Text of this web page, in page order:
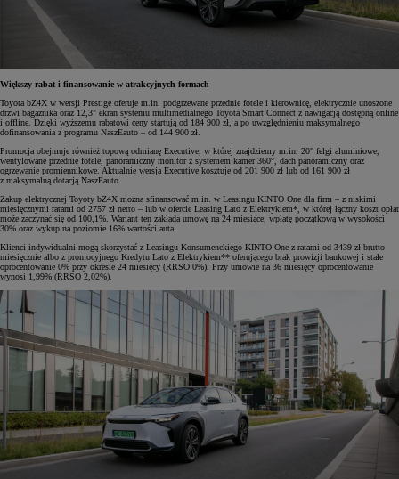
Większy rabat i finansowanie w atrakcyjnych formach
Toyota bZ4X w wersji Prestige oferuje m.in. podgrzewane przednie fotele i kierownicę, elektrycznie unoszone
drzwi bagażnika oraz 12,3" ekran systemu multimedialnego Toyota Smart Connect z nawigacją dostępną online
i offline. Dzięki wyższemu rabatowi ceny startują od 184 900 zł, a po uwzględnieniu maksymalnego
dofinansowania z programu NaszEauto – od 144 900 zł.
Promocja obejmuje również topową odmianę Executive, w której znajdziemy m.in. 20" felgi aluminiowe,
wentylowane przednie fotele, panoramiczny monitor z systemem kamer 360°, dach panoramiczny oraz
ogrzewanie promiennikowe. Aktualnie wersja Executive kosztuje od 201 900 zł lub od 161 900 zł
z maksymalną dotacją NaszEauto.
Zakup elektrycznej Toyoty bZ4X można sfinansować m.in. w Leasingu KINTO One dla firm – z niskimi
miesięcznymi ratami od 2757 zł netto – lub w ofercie Leasing Lato z Elektrykiem*, w której łączny koszt opłat
może zaczynać się od 100,1%. Wariant ten zakłada umowę na 24 miesiące, wpłatę początkową w wysokości
30% oraz wykup na poziomie 16% wartości auta.
Klienci indywidualni mogą skorzystać z Leasingu Konsumenckiego KINTO One z ratami od 3439 zł brutto
miesięcznie albo z promocyjnego Kredytu Lato z Elektrykiem** oferującego brak prowizji bankowej i stałe
oprocentowanie 0% przy okresie 24 miesięcy (RRSO 0%). Przy umowie na 36 miesięcy oprocentowanie
wynosi 1,99% (RRSO 2,02%).